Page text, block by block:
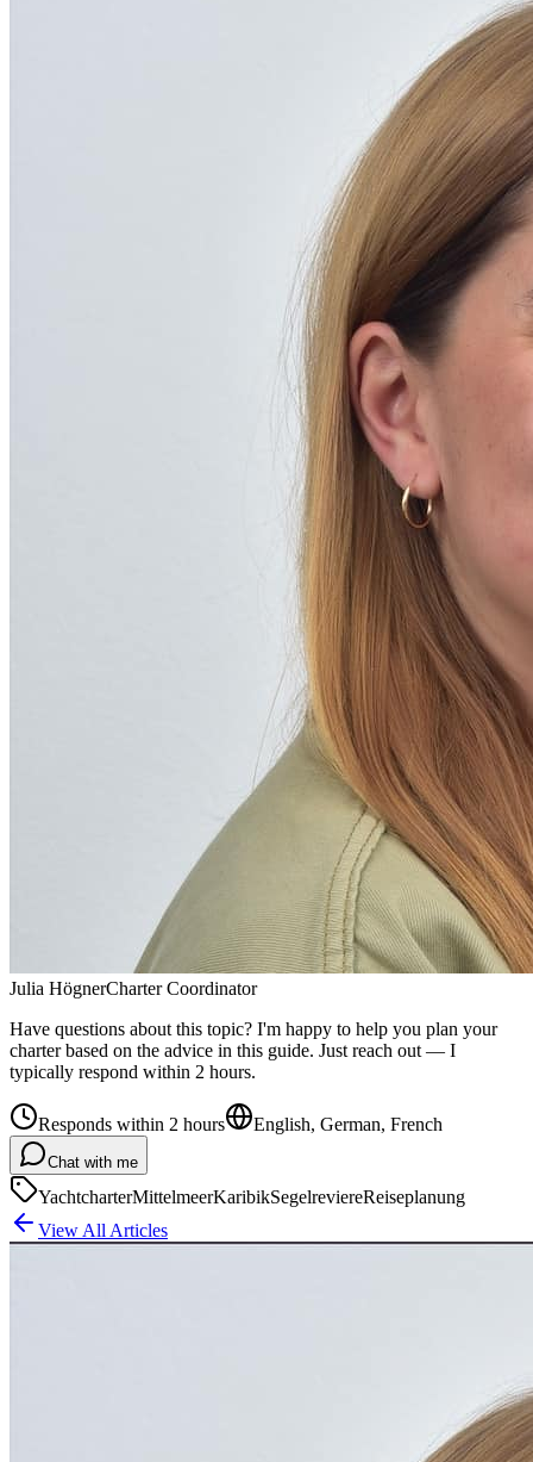
Julia HögnerCharter Coordinator
Have questions about this topic? I'm happy to help you plan your
charter based on the advice in this guide. Just reach out — I
typically respond within 2 hours.
Responds within 2 hours English, German, French
Chat with me
YachtcharterMittelmeerKaribikSegelreviereReiseplanung
View All Articles